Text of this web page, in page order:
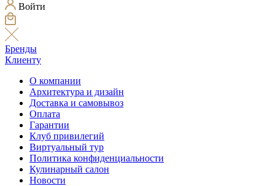
Войти
Бренды
Клиенту
О компании
Архитектура и дизайн
Доставка и самовывоз
Оплата
Гарантии
Клуб привилегий
Виртуальный тур
Политика конфиденциальности
Кулинарный салон
Новости